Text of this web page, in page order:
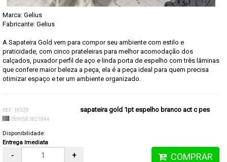
Marca: Gelius
Fabricante: Gelius
A Sapateira Gold vem para compor seu ambiente com estilo e
praticidade, com cinco prateleiras para melhor acomodação dos
calçados, puxador perfil de aço e linda porta de espelho com três lâminas
que confere maior beleza a peça, ela é a peça ideal para quem precisa
otimizar espaço e ter um ambiente organizado.
REF: 18328
7899581821844
sapateira gold 1pt espelho branco act c pes
Disponibilidade:
Entrega Imediata
- + COMPRAR